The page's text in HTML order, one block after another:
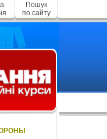
Пошук
по сайту